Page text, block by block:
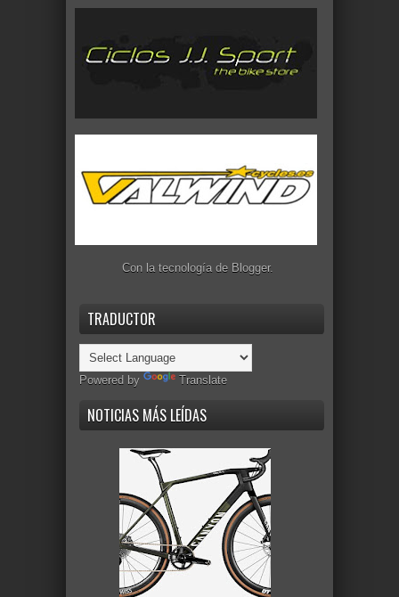
Con la tecnología de Blogger.
TRADUCTOR
Powered by Translate
NOTICIAS MÁS LEÍDAS